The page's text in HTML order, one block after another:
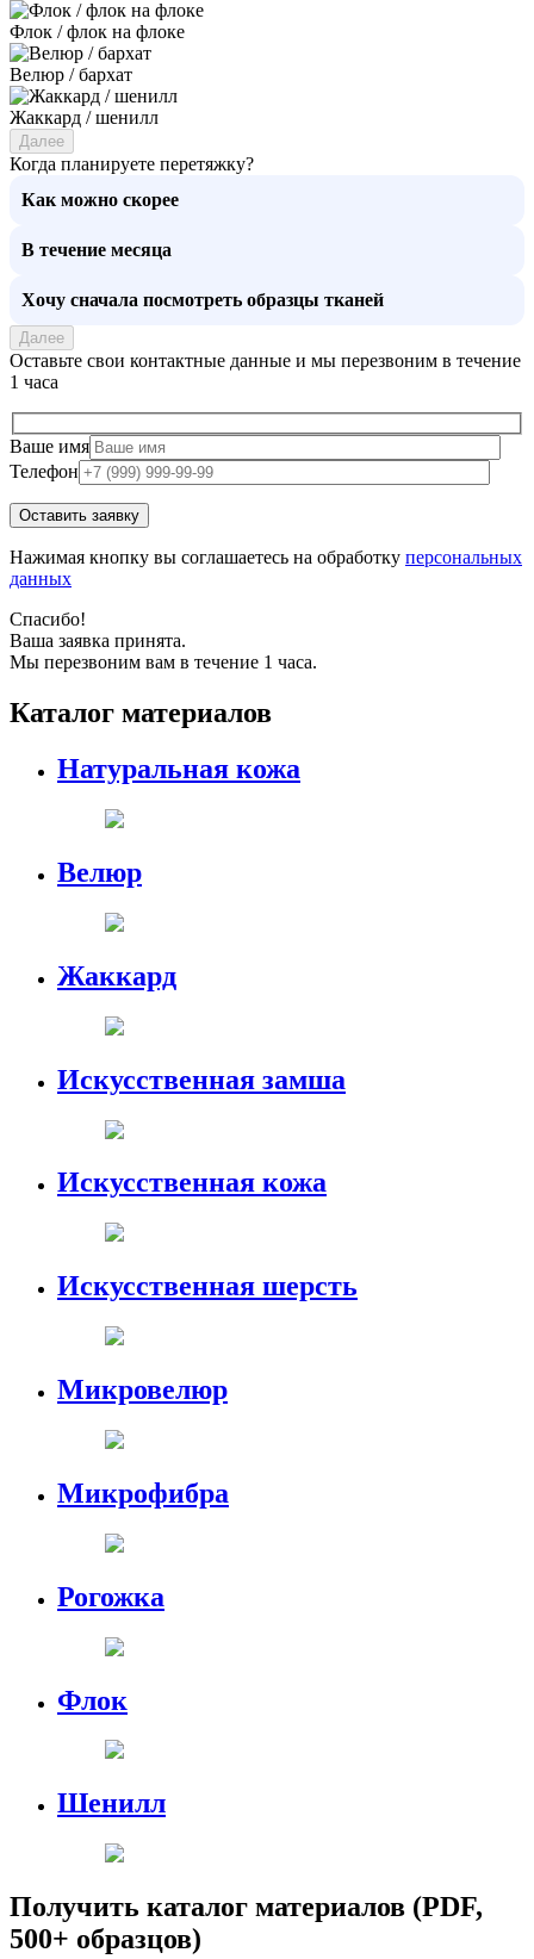
Флок / флок на флоке
Велюр / бархат
Жаккард / шенилл
Далее
Когда планируете перетяжку?
Как можно скорее
В течение месяца
Хочу сначала посмотреть образцы тканей
Далее
Оставьте свои контактные данные и мы перезвоним в течение
1 часа
Ваше имя
Телефон
Нажимая кнопку вы соглашаетесь на обработку персональных
данных
Спасибо!
Ваша заявка принята.
Мы перезвоним вам в течение 1 часа.
Каталог материалов
Натуральная кожа
Велюр
Жаккард
Искусственная замша
Искусственная кожа
Искусственная шерсть
Микровелюр
Микрофибра
Рогожка
Флок
Шенилл
Получить каталог материалов (PDF,
500+ образцов)